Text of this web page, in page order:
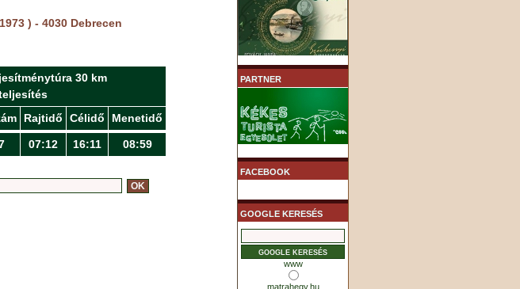
) - 4030 Debrecen
30 km
Rajtidő Célidő Menetidő
07:12 16:11 08:59
K&H SZÉP Kártya
PARTNER
FACEBOOK
GOOGLE KERESÉS
www
matrahegy.hu